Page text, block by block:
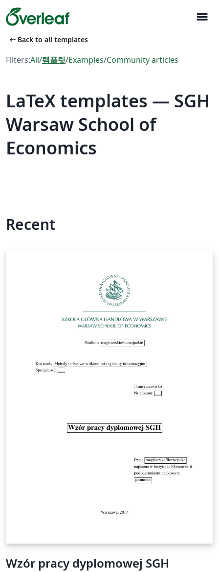
menu
arrow_left_alt Back to all templates
Filters:All/템플릿/Examples/Community articles
LaTeX templates — SGH
Warsaw School of
Economics
Recent
Wzór pracy dyplomowej SGH